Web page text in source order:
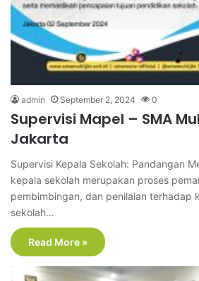
admin September 2, 2024 0
Supervisi Mapel – SMA
Jakarta
Supervisi Kepala Sekolah: Pandangan
kepala sekolah merupakan proses
pembimbingan, dan penilaian terhadap
sekolah…
Read More »